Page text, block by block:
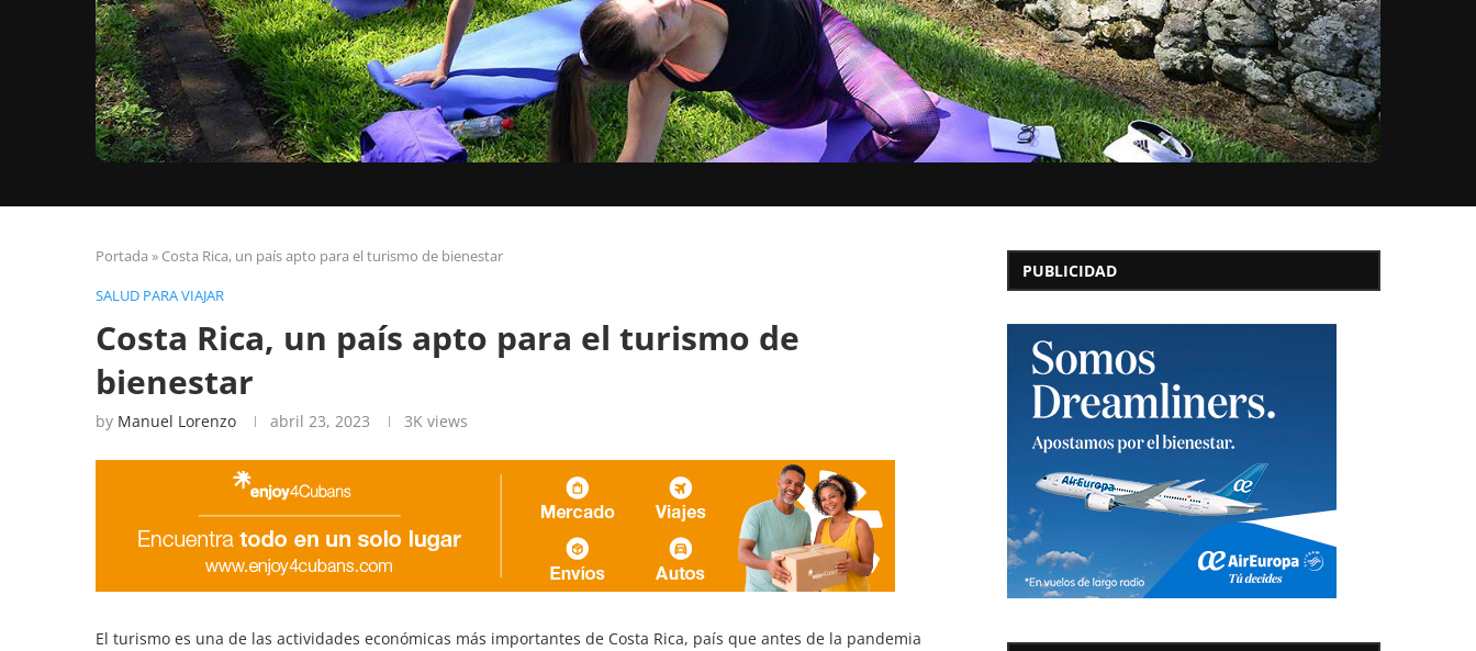
Portada » Costa Rica, un país apto para el turismo de bienestar
SALUD PARA VIAJAR
Costa Rica, un país apto para el turismo de
bienestar
by Manuel Lorenzo abril 23, 2023 3K views
El turismo es una de las actividades económicas más importantes de Costa Rica, país que antes de la pandemia
PUBLICIDAD